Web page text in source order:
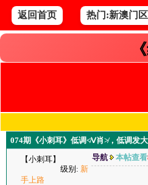
返回首页 热门:新澳门区
074期《小刺耳》低调≮Ⅴ肖≯，低调发
【小刺耳】
级别: 新
手上路
导航 本帖查看